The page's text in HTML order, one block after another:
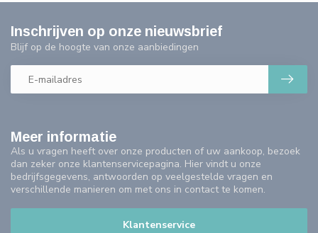
Meer informatie
Als u vragen heeft over onze producten of uw aankoop, bezoek
dan zeker onze klantenservicepagina. Hier vindt u onze
bedrijfsgegevens, antwoorden op veelgestelde vragen en
verschillende manieren om met ons in contact te komen.
Klantenservice
Inschrijven op onze nieuwsbrief
Blijf op de hoogte van onze aanbiedingen